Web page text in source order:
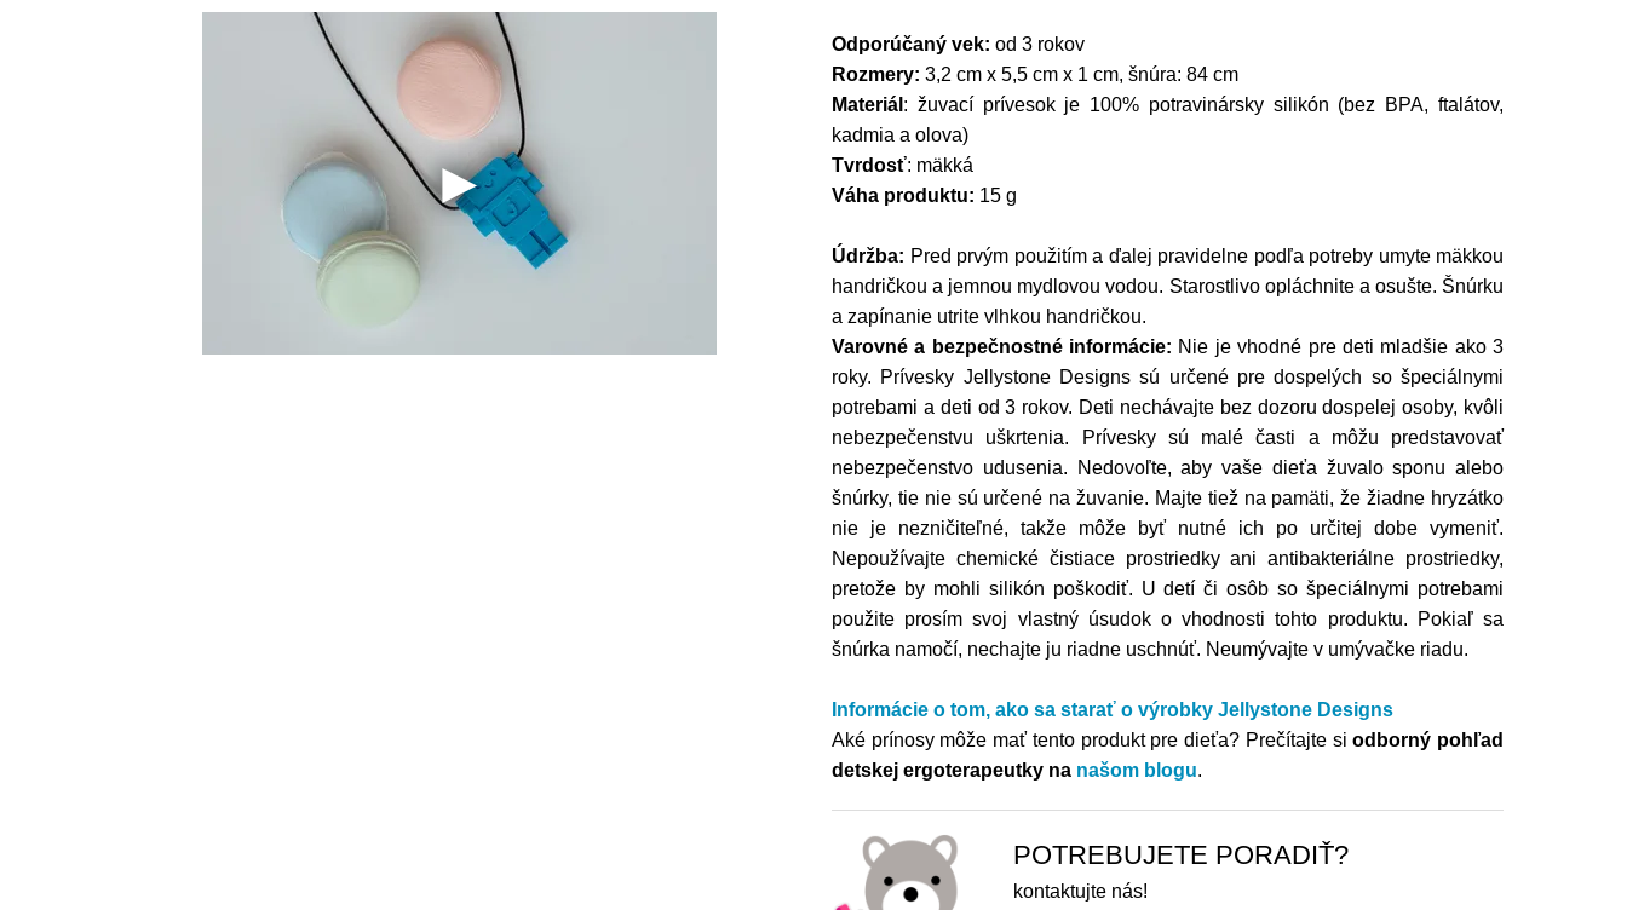
Odporúčaný vek: od 3 rokov
Rozmery: 3,2 cm x 5,5 cm x 1 cm, šnúra: 84 cm
Materiál : žuvací prívesok je 100% potravinársky silikón (bez BPA, ftalátov,
kadmia a olova)
Tvrdosť: mäkká
Váha produktu: 15 g
Údržba: Pred prvým použitím a ďalej pravidelne podľa potreby umyte mäkkou
handričkou a jemnou mydlovou vodou. Starostlivo opláchnite a osušte. Šnúrku
a zapínanie utrite vlhkou handričkou.
Varovné a bezpečnostné informácie: Nie je vhodné pre deti mladšie ako 3
roky. Prívesky Jellystone Designs sú určené pre dospelých so špeciálnymi
potrebami a deti od 3 rokov. Deti nechávajte bez dozoru dospelej osoby, kvôli
nebezpečenstvu uškrtenia. Prívesky sú malé časti a môžu predstavovať
nebezpečenstvo udusenia. Nedovoľte, aby vaše dieťa žuvalo sponu alebo
šnúrky, tie nie sú určené na žuvanie. Majte tiež na pamäti, že žiadne hryzátko
nie je nezničiteľné, takže môže byť nutné ich po určitej dobe vymeniť.
Nepoužívajte chemické čistiace prostriedky ani antibakteriálne prostriedky,
pretože by mohli silikón poškodiť. U detí či osôb so špeciálnymi potrebami
použite prosím svoj vlastný úsudok o vhodnosti tohto produktu. Pokiaľ sa
šnúrka namočí, nechajte ju riadne uschnúť. Neumývajte v umývačke riadu.
Informácie o tom, ako sa starať o výrobky Jellystone Designs
Aké prínosy môže mať tento produkt pre dieťa? Prečítajte siodborný pohľad
detskej ergoterapeutky na našom blogu.
POTREBUJETE PORADIŤ?
kontaktujte nás!